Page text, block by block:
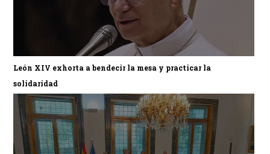
León XIV exhorta a bendecir la mesa y practicar la
solidaridad